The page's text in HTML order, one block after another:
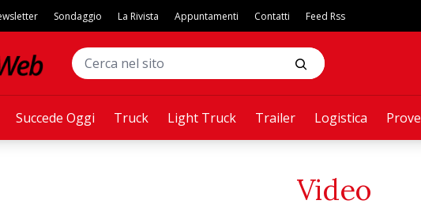
Succede Oggi Truck Light Truck Trailer Logistica Prove
Sondaggio La Rivista Appuntamenti Contatti Feed Rss
Video